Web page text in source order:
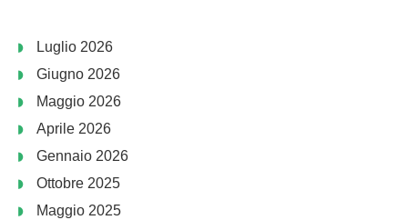
Luglio 2026
Giugno 2026
Maggio 2026
Aprile 2026
Gennaio 2026
Ottobre 2025
Maggio 2025